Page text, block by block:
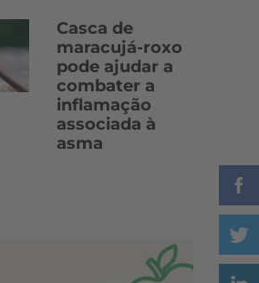
Casca de
maracujá-roxo
pode ajudar a
combater a
inflamação
associada à
asma